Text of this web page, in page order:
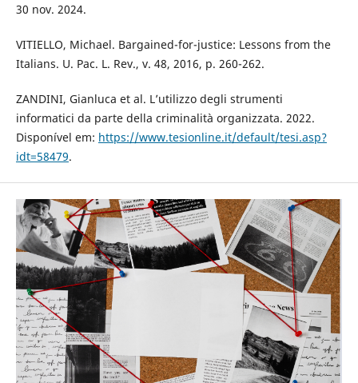
30 nov. 2024.
VITIELLO, Michael. Bargained-for-justice: Lessons from the
Italians. U. Pac. L. Rev., v. 48, 2016, p. 260-262.
ZANDINI, Gianluca et al. L’utilizzo degli strumenti
informatici da parte della criminalità organizzata. 2022.
Disponível em: https://www.tesionline.it/default/tesi.asp?
idt=58479.